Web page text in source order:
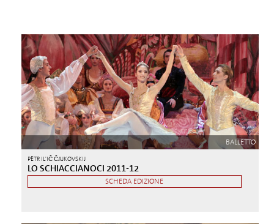
BALLETTO
PËTR IL'IČ ČAJKOVSKIJ
LO SCHIACCIANOCI 2011-12
SCHEDA EDIZIONE